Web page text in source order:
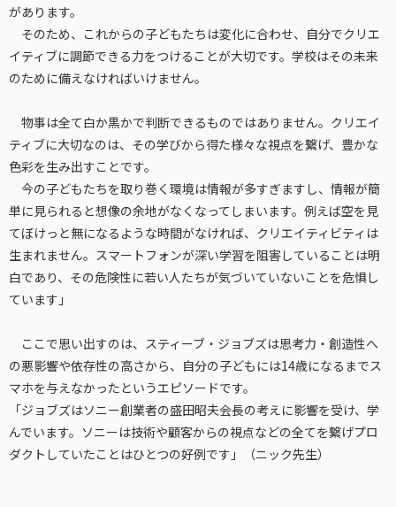
があります。
そのため、これからの子どもたちは変化に合わせ、自分でクリエ
イティブに調節できる力をつけることが大切です。学校はその未来
のために備えなければいけません。
物事は全て白か黒かで判断できるものではありません。クリエイ
ティブに大切なのは、その学びから得た様々な視点を繋げ、豊かな
色彩を生み出すことです。
今の子どもたちを取り巻く環境は情報が多すぎますし、情報が簡
単に見られると想像の余地がなくなってしまいます。例えば空を見
てぼけっと無になるような時間がなければ、クリエイティビティは
生まれません。スマートフォンが深い学習を阻害していることは明
白であり、その危険性に若い人たちが気づいていないことを危惧し
ています」
ここで思い出すのは、スティーブ・ジョブズは思考力・創造性へ
の悪影響や依存性の高さから、自分の子どもには14歳になるまでス
マホを与えなかったというエピソードです。
「ジョブズはソニー創業者の盛田昭夫会長の考えに影響を受け、学
んでいます。ソニーは技術や顧客からの視点などの全てを繋げプロ
ダクトしていたことはひとつの好例です」（ニック先生）